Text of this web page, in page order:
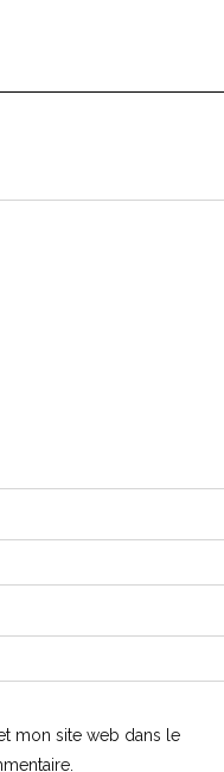
mon site web dans le